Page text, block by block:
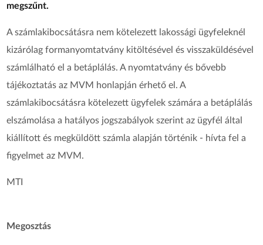
megszűnt.
A számlakibocsátásra nem kötelezett lakossági ügyfeleknél
kizárólag formanyomtatvány kitöltésével és visszaküldésével
számlálható el a betáplálás. A nyomtatvány és bővebb
tájékoztatás az MVM honlapján érhető el. A
számlakibocsátásra kötelezett ügyfelek számára a betáplálás
elszámolása a hatályos jogszabályok szerint az ügyfél által
kiállított és megküldött számla alapján történik - hívta fel a
figyelmet az MVM.
MTI
Megosztás